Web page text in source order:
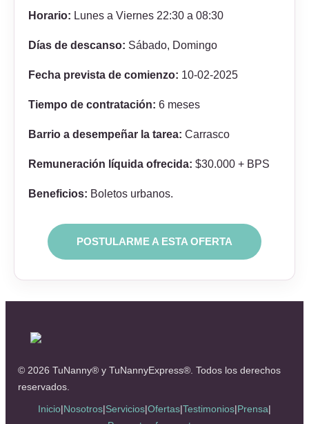
Horario: Lunes a Viernes 22:30 a 08:30
Días de descanso: Sábado, Domingo
Fecha prevista de comienzo: 10-02-2025
Tiempo de contratación: 6 meses
Barrio a desempeñar la tarea: Carrasco
Remuneración líquida ofrecida: $30.000 + BPS
Beneficios: Boletos urbanos.
© 2026 TuNanny® y TuNannyExpress®. Todos los derechos
reservados.
Inicio|Nosotros|Servicios|Ofertas|Testimonios|Prensa|